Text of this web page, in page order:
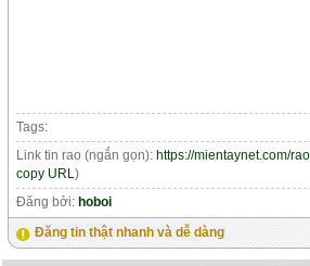
Tags:
Link tin rao (ngắn gọn): https://mientaynet.com/
copy URL)
Đăng bởi: hoboi
Đăng tin thật nhanh và dễ dàng